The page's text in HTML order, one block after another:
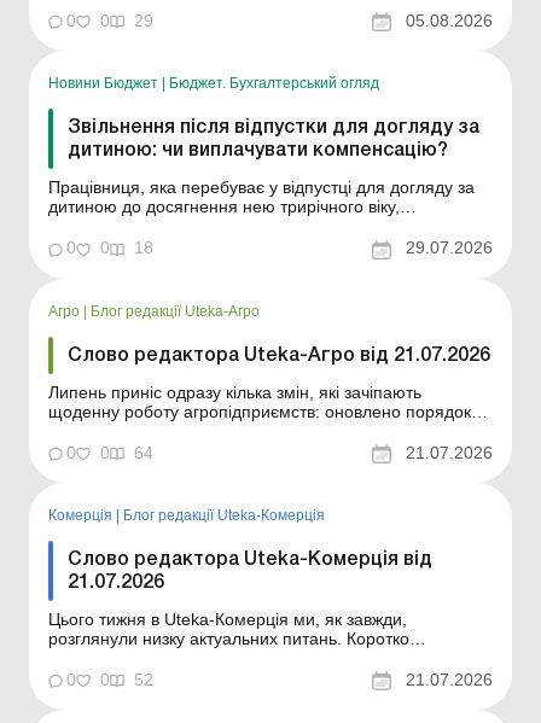
0 0 29 05.08.2026
Новини Бюджет Бюджет. Бухгалтерський огляд
Звільнення після відпустки для догляду за
дитиною: чи виплачувати компенсацію?
Працівниця, яка перебуває у відпустці для догляду за
дитиною до досягнення нею трирічного віку,
працівниці грошову компенсацію за щорічну основну
відпустку за період перебування її у відпустці у зв’язку з
0 0 18 29.07.2026
Агро | Блог редакції Uteka-Агро
Слово редактора Uteka-Агро від 21.07.2026
Липень приніс одразу кілька змін, які зачіпають
щоденну роботу агропідприємств: оновлено порядок
тваринного походження; знову змінено правила
бронювання, а для окремих звітів і розрахунків уже
публі...
0 0 64 21.07.2026
Комерція | Блог редакції Uteka-Комерція
Слово редактора Uteka-Комерція від
21.07.2026
Цього тижня в Uteka-Комерція ми, як завжди,
розглянули низку актуальних питань. Коротко
тижня в Uteka-Комерція. Шановні колеги! Коротко
ознайомлю вас із темами статей, опублікованих цього
0 0 52 21.07.2026